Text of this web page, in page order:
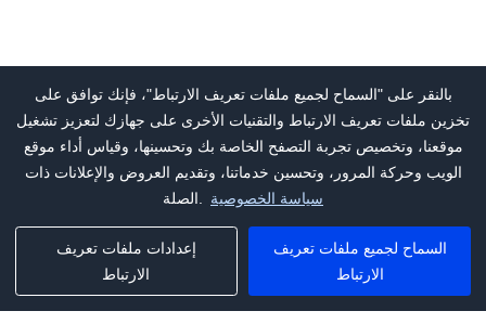
بالنقر على "السماح لجميع ملفات تعريف الارتباط"، فإنك توافق على
تخزين ملفات تعريف الارتباط والتقنيات الأخرى على جهازك لتعزيز تشغيل
موقعنا، وتخصيص تجربة التصفح الخاصة بك وتحسينها، وقياس أداء موقع
الويب وحركة المرور، وتحسين خدماتنا، وتقديم العروض والإعلانات ذات
سياسة الخصوصية
إعدادات ملفات تعريف
الارتباط
السماح لجميع ملفات تعريف
الارتباط